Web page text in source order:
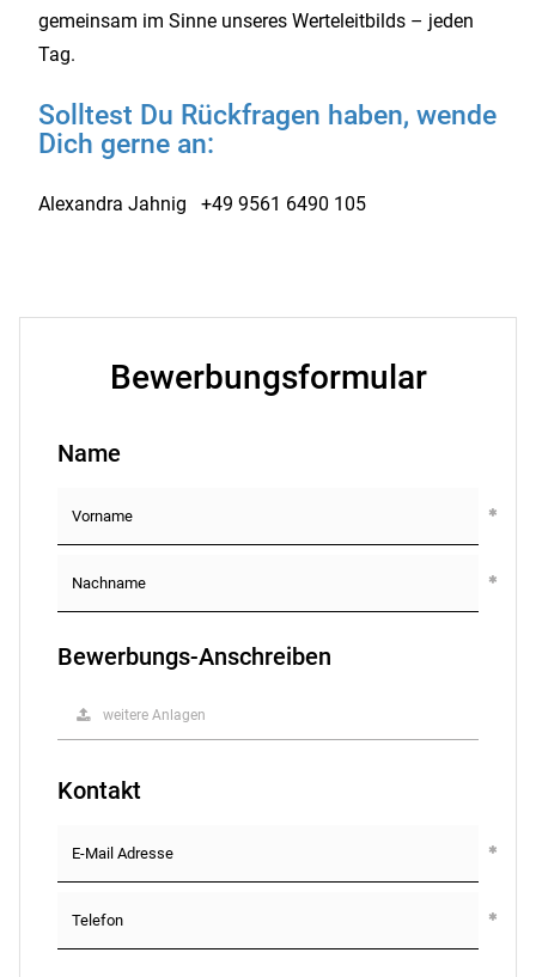
gemeinsam im Sinne unseres Werteleitbilds – jeden
Tag.
Solltest Du Rückfragen haben, wende
Dich gerne an:
Alexandra Jahnig +49 9561 6490 105
Bewerbungsformular
Name
Bewerbungs-Anschreiben
weitere Anlagen
Kontakt